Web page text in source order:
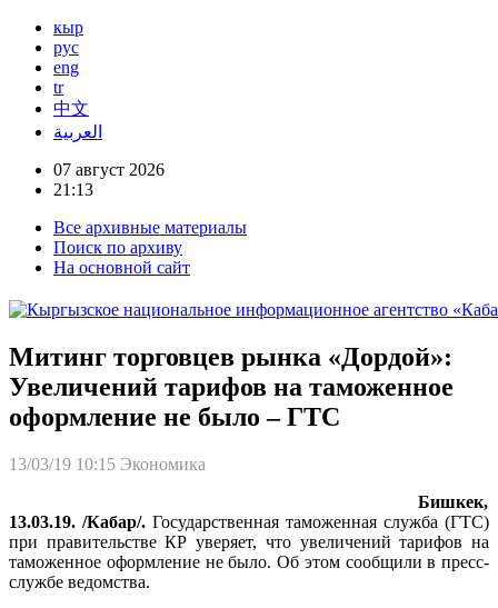
кыр
рус
eng
tr
中文
العربية
07 август 2026
21:13
Все архивные материалы
Поиск по архиву
На основной сайт
Митинг торговцев рынка «Дордой»:
Увеличений тарифов на таможенное
оформление не было – ГТС
13/03/19 10:15 Экономика
Бишкек,
13.03.19. /Кабар/. Государственная таможенная служба (ГТС)
при правительстве КР уверяет, что увеличений тарифов на
таможенное оформление не было. Об этом сообщили в пресс-
службе ведомства.